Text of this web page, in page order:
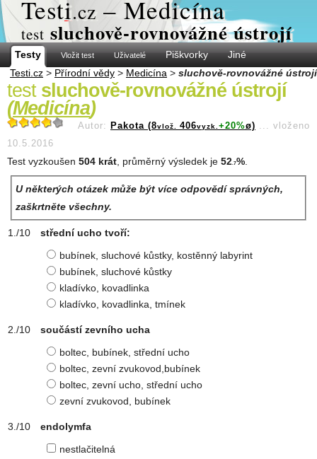
Testi.cz – Medicína
test sluchově-rovnovážné ústrojí
Testy Vložit test Uživatelé Piškvorky
Jiné
Testi.cz > Přírodní vědy > Medicína > sluchově-rovnovážné ústrojí
test sluchově-rovnovážné ústrojí
(Medicína)
Autor: Pakota (8vlož. 406vyzk. +20%ø) ... vloženo
10.5.2016
Test vyzkoušen 504 krát , průměrný výsledek je 52 .7%
U některých otázek může být více odpovědí správných,
zaškrtněte všechny.
střední ucho tvoří:
bubínek, sluchové kůstky, kostěnný labyrint
bubínek, sluchové kůstky
kladívko, kovadlinka
kladívko, kovadlinka, tmínek
součástí zevního ucha
boltec, bubínek, střední ucho
boltec, zevní zvukovod,bubínek
boltec, zevní ucho, střední ucho
zevní zvukovod, bubínek
endolymfa
nestlačitelná